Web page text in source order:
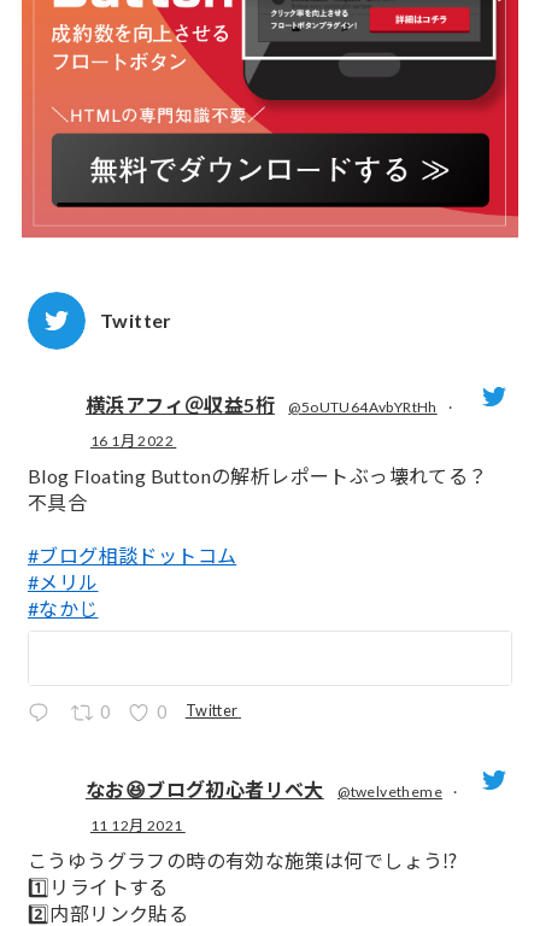
Twitter
横浜アフィ＠収益5桁 @5oUTU64AvbYRtHh
·
16 1月 2022
Blog Floating Buttonの解析レポートぶっ壊れてる？
不具合
#ブログ相談ドットコム
#メリル
#なかじ
0 0 Twitter
なお😆ブログ初心者リベ大 @twelvetheme
·
11 12月 2021
こうゆうグラフの時の有効な施策は何でしょう⁉️
1️⃣リライトする
2️⃣内部リンク貼る